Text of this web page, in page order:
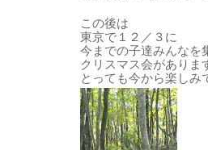
この後は
東京で１２／３に
今までの子達みんなを
クリスマス会がありま
とっても今から楽しみ